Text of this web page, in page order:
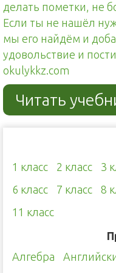
делать пометки, не
Если ты не нашёл
мы его найдём и
удовольствие и
okulykkz.com
Читать
1 класс
2 класс 3
6 класс
7 класс 8
11 класс
Алгебра